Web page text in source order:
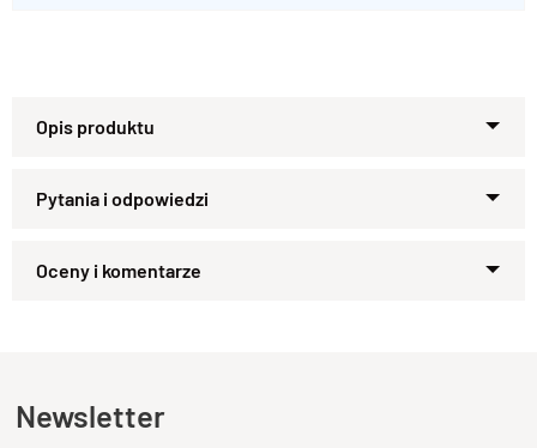
ponadczasowa elegancja w Twojej
spokoju, ciepła i solidności.
Zapytaj o produkt
Newsletter